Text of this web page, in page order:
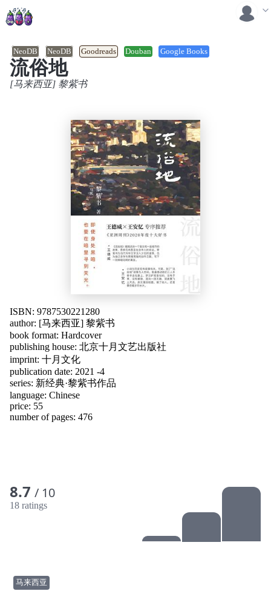
流俗地
NeoDB NeoDB Goodreads Douban Google Books
ISBN: 9787530221280
author: [马来西亚] 黎紫书
book format: Hardcover
publishing house: 北京十月文艺出版社
imprint: 十月文化
publication date: 2021 -4
series: 新经典·黎紫书作品
language: Chinese
price: 55
number of pages: 476
8.7 / 10
18 ratings
马来西亚
[马来西亚] 黎紫书